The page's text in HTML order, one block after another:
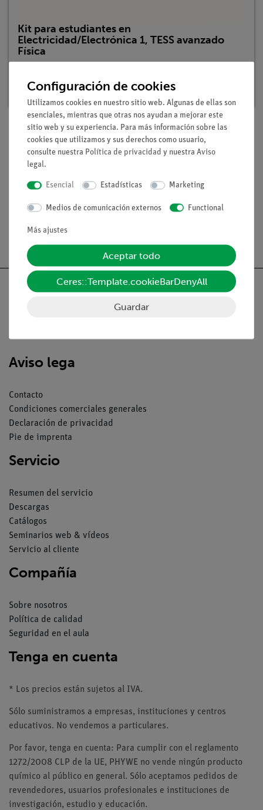
Kit para estudiantes en
Electricidad/Electrónica 1, TESS avanzado
Física
Plazo de entrega: En stock
Volumen de suministro
Medios / Descargas
Aviso lega
Contacto
Condiciones comerciales generales
Declaración de privacidad
Pie de imprenta
Servicio
Resumen del servicio
Descargas
Catálogos
Seminarios web & vídeos
Servicio al cliente
Compañía
Sobre nosotros
Política de calidad
Seguridad en el aula
Tenga en cuenta
* Los precios están sujetos al IVA.
Sólo suministramos a empresas, instituciones y centros
educativos. No vendemos a particulares.
Por favor, tenga en cuenta: Para cumplir con el reglamento
1272/2008 CLP de la UE, PHYWE no vende ningún producto
químico al público en general. Sólo aceptamos pedidos de
revendedores, usuarios profesionales e instituciones de
investigación, estudio y educación.
Configuración de cookies
Utilizamos cookies en nuestro sitio web. Algunas de ellas son
esenciales, mientras que otras nos ayudan a mejorar este
sitio web y su experiencia. Para más información sobre las
cookies que utilizamos y sus derechos como usuario,
consulte nuestra Política de privacidad y nuestra Aviso
legal.
Esencial Estadísticas Marketing
Medios de comunicación externos Functional
Más ajustes
Aceptar todo
Ceres::Template.cookieBarDenyAll
Guardar